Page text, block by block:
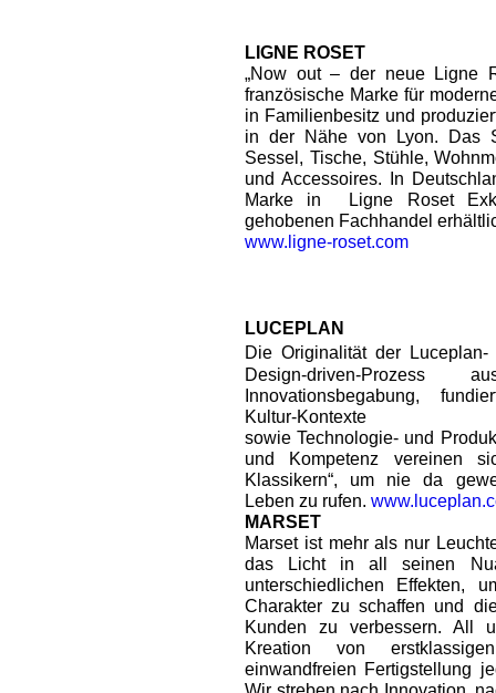
LIGNE ROSET
„Now out – der neue Ligne
französische Marke für
in Familienbesitz und
in der Nähe von Lyon. Das
Sessel, Tische, Stühle,
und Accessoires. In
Marke in Ligne Roset
gehobenen Fachhandel
www.ligne-roset.com
LUCEPLAN
Die Originalität der
Design-driven-
Innovationsbegabung,
Kultur-Kontexte
sowie Technologie- und
und Kompetenz vereinen
Klassikern“, um nie da
Leben zu rufen.
MARSET
Marset ist mehr als nur
das Licht in all seinen
unterschiedlichen Effekten,
Charakter zu schaffen und
Kunden zu verbessern. All
Kreation von
einwandfreien Fertigstellung